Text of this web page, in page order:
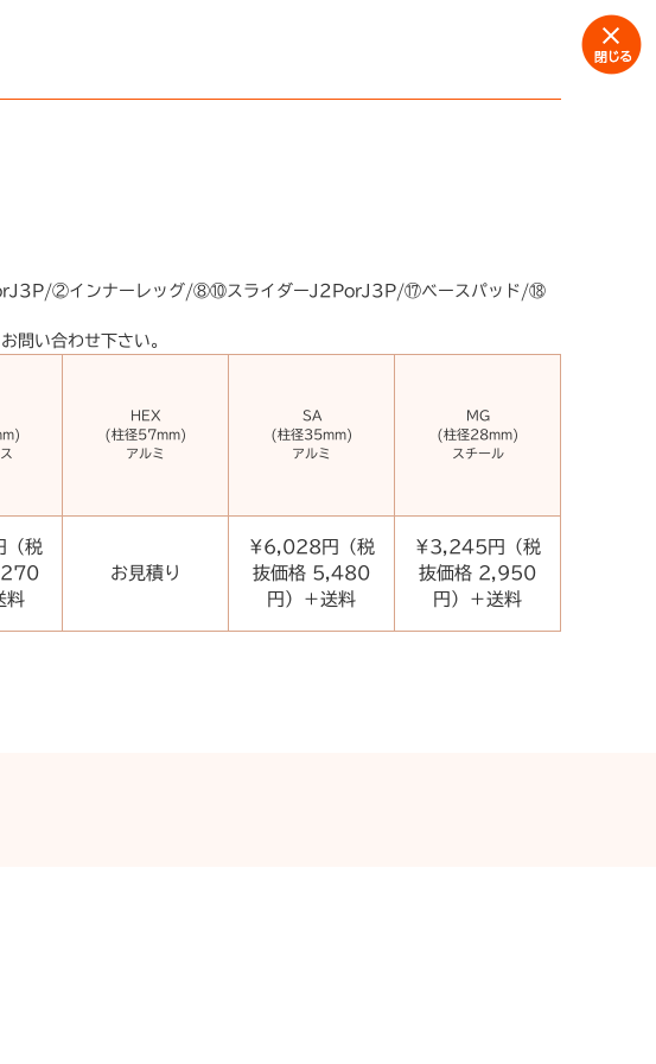
②インナーレッグ/⑧⑩スライダーJ2PorJ3P/⑰ベースパッド/⑱
い合わせ下さい。
HEX
(柱径57mm)
アルミ
SA
(柱径35mm)
アルミ
MG
(柱径28mm)
スチール
税
料
お見積り
¥6,028円（税
抜価格 5,480
円）＋送料
¥3,245円（税
抜価格 2,950
円）＋送料